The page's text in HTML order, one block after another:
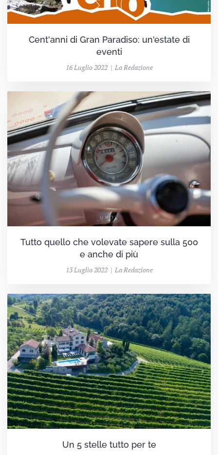
Cent'anni di Gran Paradiso: un'estate di
eventi
16 Luglio 2022 | La Redazione
Tutto quello che volevate sapere sulla 500
e anche di più
13 Luglio 2022 | La Redazione
Un 5 stelle tutto per te